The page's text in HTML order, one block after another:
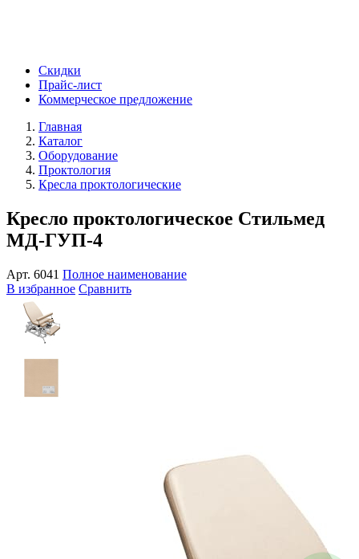
Скидки
Прайс-лист
Коммерческое предложение
Главная
Каталог
Оборудование
Проктология
Кресла проктологические
Кресло проктологическое Стильмед
МД-ГУП-4
Арт. 6041 Полное наименование
В избранное Сравнить